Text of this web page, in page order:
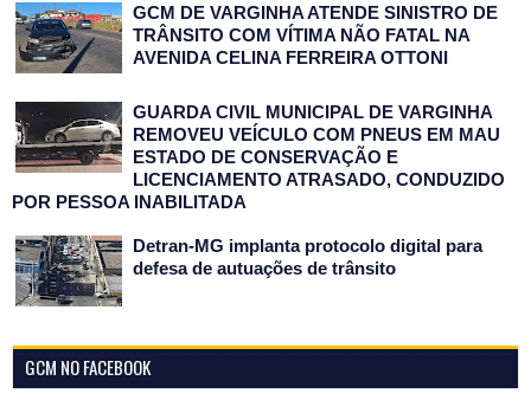
GCM DE VARGINHA ATENDE SINISTRO DE
TRÂNSITO COM VÍTIMA NÃO FATAL NA
AVENIDA CELINA FERREIRA OTTONI
GUARDA CIVIL MUNICIPAL DE VARGINHA
REMOVEU VEÍCULO COM PNEUS EM MAU
ESTADO DE CONSERVAÇÃO E
LICENCIAMENTO ATRASADO, CONDUZIDO
POR PESSOA INABILITADA
Detran-MG implanta protocolo digital para
defesa de autuações de trânsito
GCM NO FACEBOOK